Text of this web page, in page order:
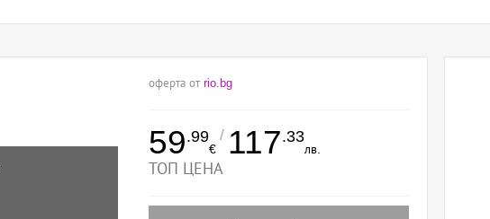
оферта от rio.bg
59.99
€
/ 117.33
лв.
ТОП ЦЕНА